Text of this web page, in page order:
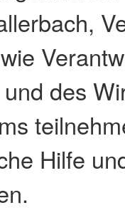
des
Hilfe